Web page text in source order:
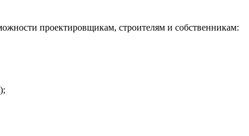
проектировщикам, строителям и собственникам: